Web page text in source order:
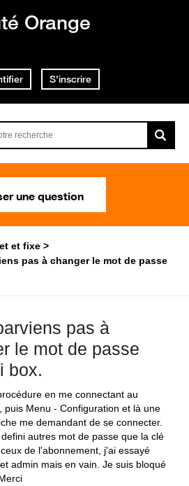
Orange
S'inscrire
une question
et fixe
pas à changer le mot de passe
pas à
le mot de passe
box.
en me connectant au
puis Menu - Configuration et là une
me demandant de se connecter.
autres mot de passe que la clé
de l'abonnement, j'ai essayé
admin mais en vain. Je suis bloqué